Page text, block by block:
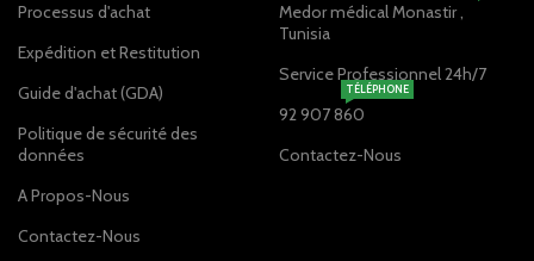
Processus d'achat
Expédition et Restitution
Guide d'achat (GDA)
Politique de sécurité des
données
A Propos-Nous
Contactez-Nous
Medor médical Monastir ,
Tunisia
Service Professionnel 24h/7
92 907 860
TÉLÉPHONE
Contactez-Nous